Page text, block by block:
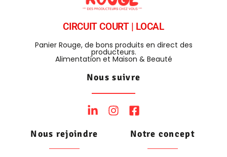
CIRCUIT COURT | LOCAL
Panier Rouge, de bons produits en direct des
producteurs.
Alimentation et Maison & Beauté
Nous suivre
Nous rejoindre Notre concept